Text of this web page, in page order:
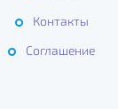
Контакты
Соглашение